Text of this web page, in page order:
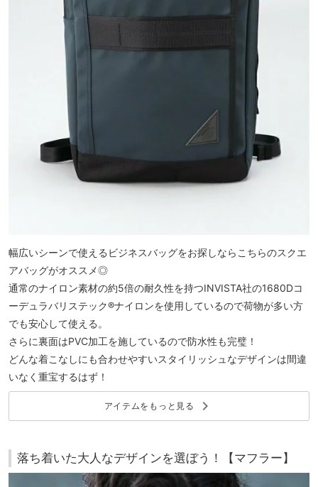
幅広いシーンで使えるビジネスバッグをお探しならこちらのスクエ
アバッグがオススメ◎
通常のナイロン素材の約5倍の耐久性を持つINVISTA社の1680Dコ
ーデュラバリステック®ナイロンを使用しているので荷物が多い方
でも安心して使える。
さらに裏面はPVC加工を施しているので防水性も完璧！
どんな着こなしにも合わせやすいスタイリッシュなデザインは間違
いなく重宝するはず！
アイテムをもっと見る keyboard_arrow_right
落ち着いた大人なデザインを選ぼう！【マフラー】